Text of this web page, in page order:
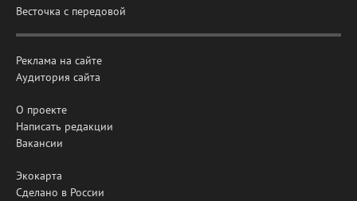
Весточка с передовой
Реклама на сайте
Аудитория сайта
О проекте
Написать редакции
Вакансии
Экокарта
Сделано в России